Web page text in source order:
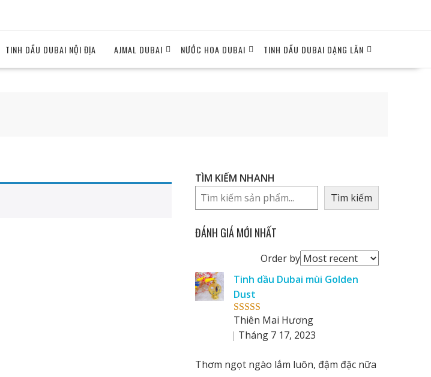
TINH DẦU DUBAI NỘI ĐỊA AJMAL DUBAI NƯỚC HOA DUBAI TINH DẦU DUBAI DẠNG LĂN
TÌM KIẾM NHANH
Tìm kiếm
ĐÁNH GIÁ MỚI NHẤT
Order byOrder
reviews
by
Rated5 out
of 5
Tinh dầu Dubai mùi Golden
Dust
Thiên Mai Hương
Tháng 7 17, 2023
Thơm ngọt ngào lắm luôn, đậm đặc nữa